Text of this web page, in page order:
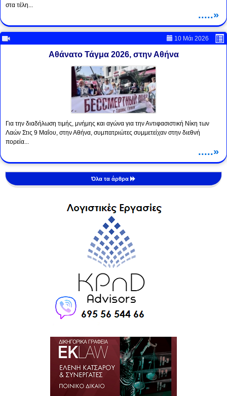
στα τέλη...
.....»
10 Μάι 2026
Αθάνατο Τάγμα 2026, στην Αθήνα
Για την διαδήλωση τιμής, μνήμης και αγώνα για την Αντιφασιστική Νίκη των
Λαών Στις 9 Μαΐου, στην Αθήνα, συμπατριώτες συμμετείχαν στην διεθνή
πορεία...
.....»
Όλα τα άρθρα